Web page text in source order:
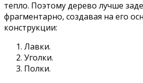
тепло. Поэтому дерево лучше
фрагментарно, создавая на его
конструкции:
Лавки.
Уголки.
Полки.